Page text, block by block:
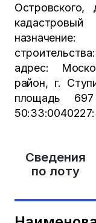
Сведения
по лоту
адрес:
район, г.
площадь